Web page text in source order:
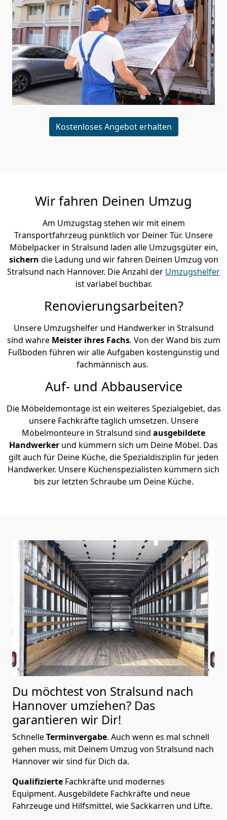
Kostenloses Angebot erhalten
Wir fahren Deinen Umzug
Am Umzugstag stehen wir mit einem
Transportfahrzeug pünktlich vor Deiner Tür. Unsere
Möbelpacker in Stralsund laden alle Umzugsgüter ein,
sichern die Ladung und wir fahren Deinen Umzug von
Stralsund nach Hannover. Die Anzahl der Umzugshelfer
ist variabel buchbar.
Renovierungsarbeiten?
Unsere Umzugshelfer und Handwerker in Stralsund
sind wahre Meister ihres Fachs. Von der Wand bis zum
Fußboden führen wir alle Aufgaben kostengünstig und
fachmännisch aus.
Auf- und Abbauservice
Die Möbeldemontage ist ein weiteres Spezialgebiet, das
unsere Fachkräfte täglich umsetzen. Unsere
Möbelmonteure in Stralsund sind ausgebildete
Handwerker und kümmern sich um Deine Möbel. Das
gilt auch für Deine Küche, die Spezialdisziplin für jeden
Handwerker. Unsere Küchenspezialisten kümmern sich
bis zur letzten Schraube um Deine Küche.
Du möchtest von Stralsund nach
Hannover umziehen? Das
garantieren wir Dir!
SchnelleTerminvergabe. Auch wenn es mal schnell
gehen muss, mit Deinem Umzug von Stralsund nach
Hannover wir sind für Dich da.
Qualifizierte Fachkräfte und modernes
Equipment. Ausgebildete Fachkräfte und neue
Fahrzeuge und Hilfsmittel, wie Sackkarren und Lifte.